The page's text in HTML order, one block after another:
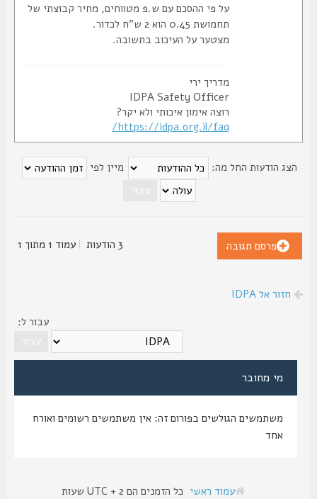
על פי ההסכם עם ש.פ מטווחים, מחיר קבוצתי של
תחמושת 0.45 הוא 2 ש"ח לכדור.
מצטער על העיכוב בתשובה.
מדריך ירי
IDPA Safety Officer
רוצה אימון איכותי ולא יקר?
https://idpa.org.il/faq/
הודעות החל מה: מיין לפי
פרסם תגובה |עמוד1מתוך1
חזור אל IDPA
עבור ל:
מי מחובר
משתמשים הגולשים בפורום זה: אין משתמשים רשומים ואורח
עמוד ראשי כל הזמנים הם UTC + 2 שעות